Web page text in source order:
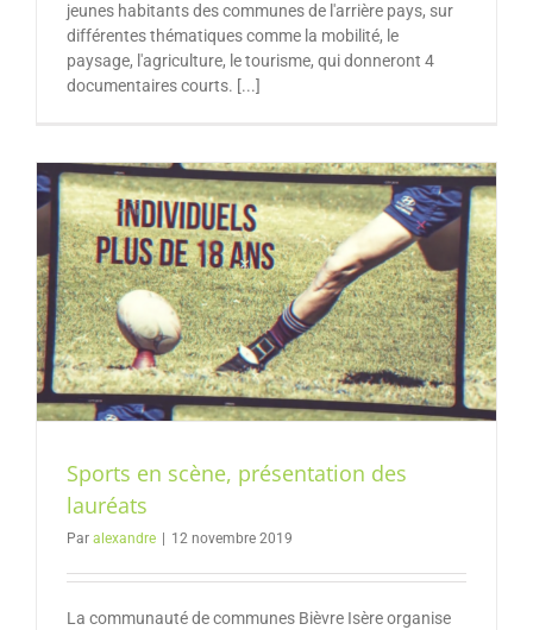
jeunes habitants des communes de l'arrière pays, sur
différentes thématiques comme la mobilité, le
paysage, l'agriculture, le tourisme, qui donneront 4
documentaires courts. [...]
Sports en scène, présentation des
lauréats
Par alexandre 12 novembre 2019
La communauté de communes Bièvre Isère organise